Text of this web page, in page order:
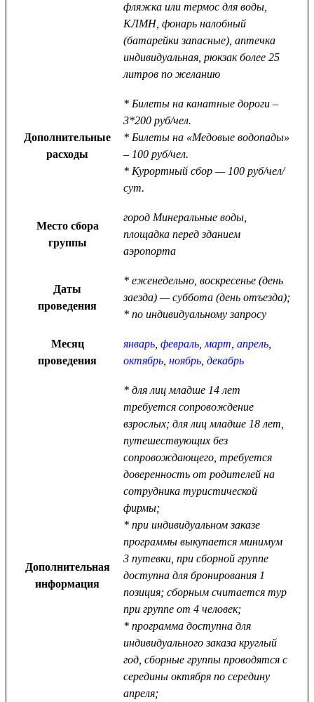
фляжка или термос для воды,
КЛМН, фонарь налобный
(батарейки запасные), аптечка
индивидуальная, рюкзак более 25
литров по желанию
Дополнительные
расходы
* Билеты на канатные дороги –
3*200 руб/чел.
* Билеты на «Медовые водопады»
– 100 руб/чел.
* Курортный сбор — 100 руб/чел/
сут.
Место сбора
группы
город Минеральные воды,
площадка перед зданием
аэропорта
Даты
проведения
* еженедельно, воскресенье (день
заезда) — суббота (день отъезда);
* по индивидуальному запросу
Месяц
проведения
январь февраль март апрель
октябрь ноябрь декабрь
Дополнительная
информация
* для лиц младше 14 лет
требуется сопровождение
взрослых; для лиц младше 18 лет,
путешествующих без
сопровождающего, требуется
доверенность от родителей на
сотрудника туристической
фирмы;
* при индивидуальном заказе
программы выкупается минимум
3 путевки, при сборной группе
доступна для бронирования 1
позиция; сборным считается тур
при группе от 4 человек;
* программа доступна для
индивидуального заказа круглый
год, сборные группы проводятся с
середины октября по середину
апреля;